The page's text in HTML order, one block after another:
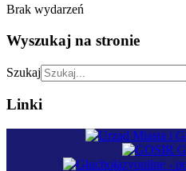
Brak wydarzeń
Wyszukaj na stronie
Szukaj
Linki